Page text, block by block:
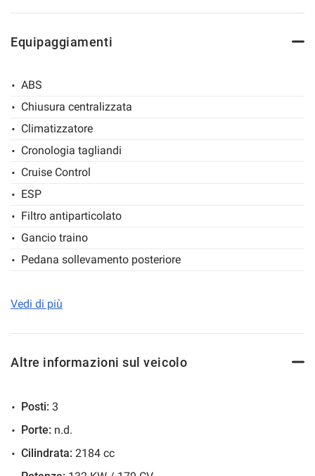
Equipaggiamenti
ABS
Chiusura centralizzata
Climatizzatore
Cronologia tagliandi
Cruise Control
ESP
Filtro antiparticolato
Gancio traino
Pedana sollevamento posteriore
Vedi di più
Altre informazioni sul veicolo
Posti: 3
Porte: n.d.
Cilindrata: 2184 cc
Leggi
la
cookie
policy
le